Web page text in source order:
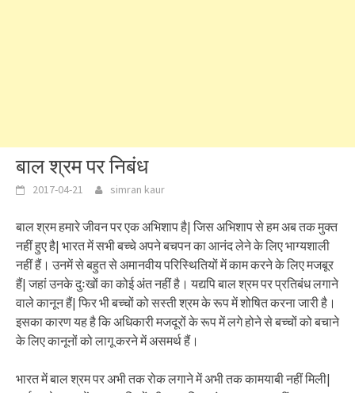
बाल श्रम पर निबंध
2017-04-21 simran kaur
बाल श्रम हमारे जीवन पर एक अभिशाप है| जिस अभिशाप से हम अब तक मुक्त
नहीं हुए है| भारत में सभी बच्चे अपने बचपन का आनंद लेने के लिए भाग्यशाली
नहीं हैं। उनमें से बहुत से अमानवीय परिस्थितियों में काम करने के लिए मजबूर
हैं| जहां उनके दुःखों का कोई अंत नहीं है। यद्यपि बाल श्रम पर प्रतिबंध लगाने
वाले कानून हैं| फिर भी बच्चों को सस्ती श्रम के रूप में शोषित करना जारी है।
इसका कारण यह है कि अधिकारी मजदूरों के रूप में लगे होने से बच्चों को बचाने
के लिए कानूनों को लागू करने में असमर्थ हैं।
भारत में बाल श्रम पर अभी तक रोक लगाने में अभी तक कामयाबी नहीं मिली|